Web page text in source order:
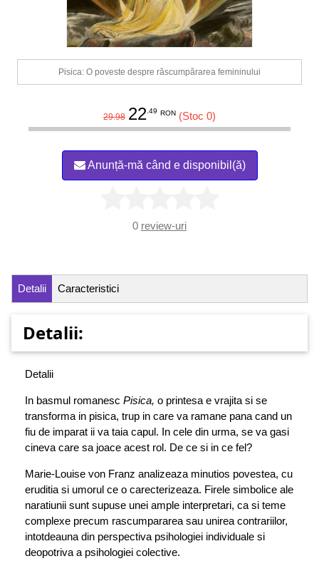
Pisica: O poveste despre răscumpărarea femininului
29.98 22.49 RON (Stoc 0)
Anunță-mă când e disponibil(ă)
0 review-uri
Detalii Caracteristici
Detalii:
Detalii
In basmul romanesc Pisica, o printesa e vrajita si se
transforma in pisica, trup in care va ramane pana cand un
fiu de imparat ii va taia capul. In cele din urma, se va gasi
cineva care sa joace acest rol. De ce si in ce fel?
Marie-Louise von Franz analizeaza minutios povestea, cu
eruditia si umorul ce o carecterizeaza. Firele simbolice ale
naratiunii sunt supuse unei ample interpretari, ca si teme
complexe precum rascumpararea sau unirea contrariilor,
intotdeauna din perspectiva psihologiei individuale si
deopotriva a psihologiei colective.